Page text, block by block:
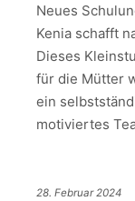
Neues
Kenia schafft
Dieses
für die Mütter
ein
motiviertes
28. Februar 2024